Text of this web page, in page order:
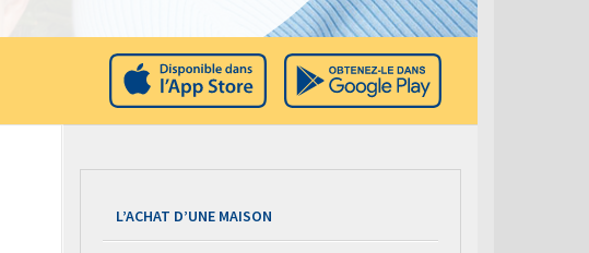
L’ACHAT D’UNE MAISON